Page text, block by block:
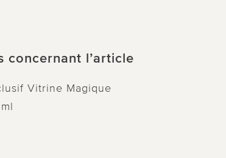
concernant l’article
Vitrine Magique